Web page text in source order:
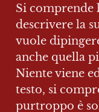
Si comprende
descrivere la
vuole
anche quella
Niente viene
testo, si
purtroppo è